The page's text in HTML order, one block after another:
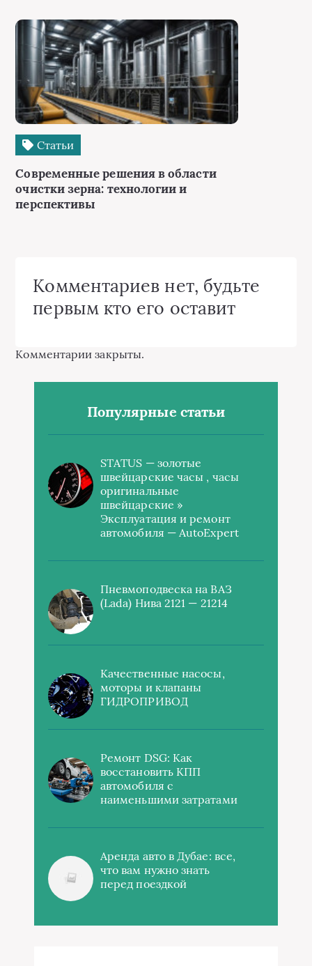
Статьи
Современные решения в области
очистки зерна: технологии и
перспективы
Комментариев нет, будьте
первым кто его оставит
Комментарии закрыты.
Популярные статьи
STATUS — золотые
швейцарские часы , часы
оригинальные
швейцарские »
Эксплуатация и ремонт
автомобиля — AutoExpert
Пневмоподвеска на ВАЗ
(Lada) Нива 2121 — 21214
Качественные насосы,
моторы и клапаны
ГИДРОПРИВОД
Ремонт DSG: Как
восстановить КПП
автомобиля с
наименьшими затратами
Аренда авто в Дубае: все,
что вам нужно знать
перед поездкой